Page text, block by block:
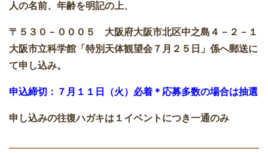
人の名前、年齢を明記の上、
〒５３０－０００５ 大阪府大阪市北区中之島４－２－１
大阪市立科学館「特別天体観望会７月２５日」係へ郵送に
て申し込み。
申込締切：７月１１日（火）必着＊応募多数の場合は抽選
申し込みの往復ハガキは１イベントにつき一通のみ